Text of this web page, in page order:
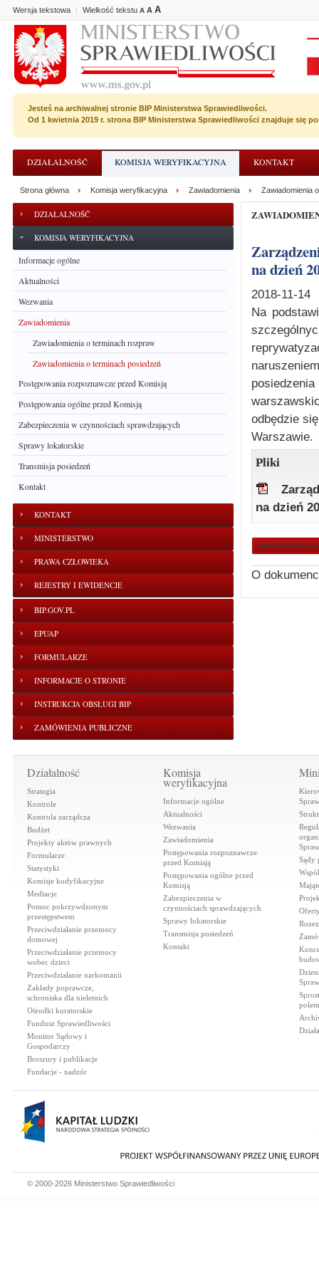
Wersja tekstowa | Wielkość tekstu A A A
Jesteś na archiwalnej stronie BIP Ministerstwa Sprawiedliwości.
Od 1 kwietnia 2019 r. strona BIP Ministerstwa Sprawiedliwości znajduje się
DZIAŁALNOŚĆ KOMISJA WERYFIKACYJNA KONTAKT
DZIAŁALNOŚĆ
KOMISJA WERYFIKACYJNA
Informacje ogólne
Aktualności
Wezwania
Zawiadomienia
Zawiadomienia o terminach rozpraw
Zawiadomienia o terminach posiedzeń
Postępowania rozpoznawcze przed Komisją
Postępowania ogólne przed Komisją
Zabezpieczenia w czynnościach sprawdzających
Sprawy lokatorskie
Transmisja posiedzeń
Kontakt
KONTAKT
MINISTERSTWO
PRAWA CZŁOWIEKA
REJESTRY I EWIDENCJE
BIP.GOV.PL
EPUAP
FORMULARZE
INFORMACJE O STRONIE
INSTRUKCJA OBSŁUGI BIP
ZAMÓWIENIA PUBLICZNE
Strona główna Komisja weryfikacyjna Zawiadomienia Zawiadomienia
Zarządzenie o wyznaczeniu terminu posiedzenia niejawnego Komisji
na dzień
2018-11-14
Na
odbędzie
Warszawie.
Pliki
na dzień
powrót do listy
O
Działalność
Strategia
Kontrole
Kontrola zarządcza
Budżet
Projekty aktów prawnych
Formularze
Statystyki
Komisje kodyfikacyjne
Mediacje
Pomoc pokrzywdzonym
przestępstwem
Przeciwdziałanie przemocy
domowej
Przeciwdziałanie przemocy
wobec dzieci
Przeciwdziałanie narkomanii
Zakłady poprawcze,
schroniska dla nieletnich
Ośrodki kuratorskie
Fundusz Sprawiedliwości
Monitor Sądowy i
Gospodarczy
Broszury i publikacje
Fundacje - nadzór
Komisja
weryfikacyjna
Informacje ogólne
Aktualności
Wezwania
Zawiadomienia
Postępowania rozpoznawcze
przed Komisją
Postępowania ogólne przed
Komisją
Zabezpieczenia w
czynnościach sprawdzających
Sprawy lokatorskie
Transmisja posiedzeń
Kontakt
Sądy
© 2000-2026 Ministerstwo Sprawiedliwości